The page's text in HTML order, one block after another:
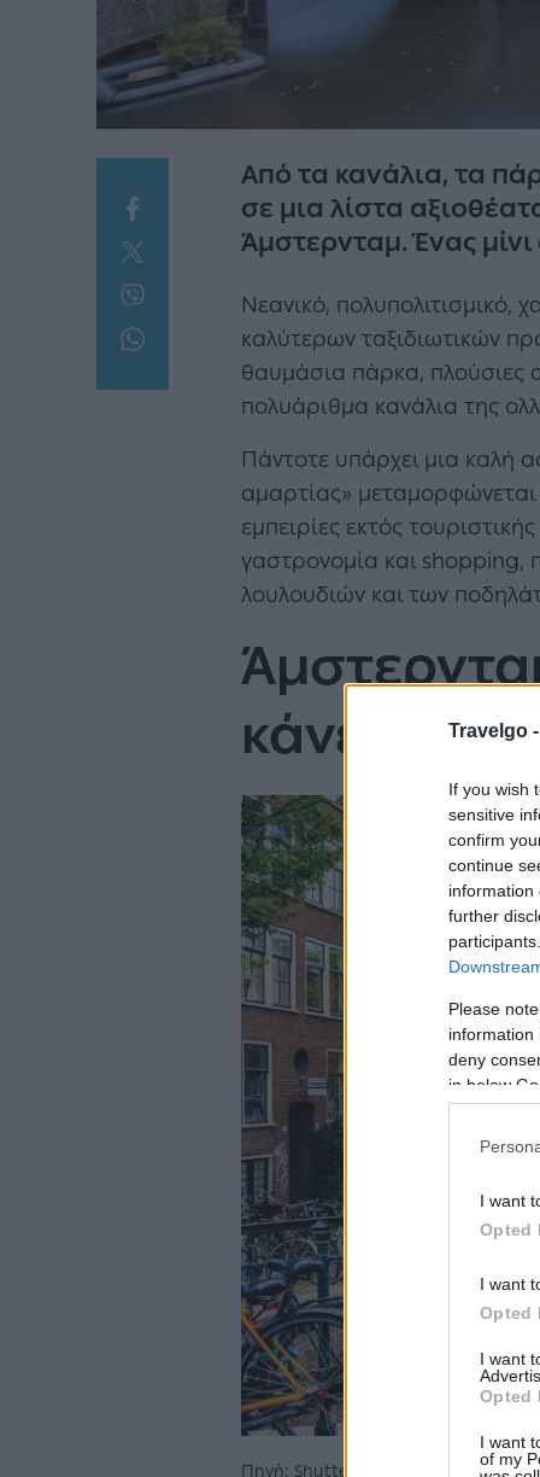
Travelgo -
If you wish
sensitive
confirm
continue
information
further
Please
information
deny
in below
I want
Opted
I want
Opted
I want
Opted
I want
of my
Από τα κανάλια, τα
σε μια λίστα
Άμστερνταμ. Ένας
Νεανικό, πολυπολιτισμικό,
καλύτερων ταξιδιωτικών
θαυμάσια πάρκα, πλούσιες
πολυάριθμα κανάλια της
Πάντοτε υπάρχει μια καλή
αμαρτίας» μεταμορφώνεται
εμπειρίες εκτός
γαστρονομία και shopping,
λουλουδιών και των
κάνετε
Πηγή: Shutterstock